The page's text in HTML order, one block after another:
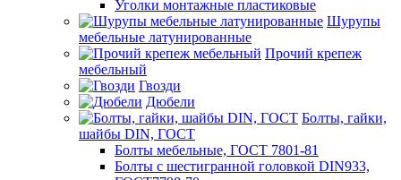
Уголки монтажные пластиковые
Шурупы
мебельные латунированные
Прочий крепеж
мебельный
Гвозди
Дюбели
Болты, гайки,
шайбы DIN, ГОСТ
Болты мебельные, ГОСТ 7801-81
Болты с шестигранной головкой DIN933,